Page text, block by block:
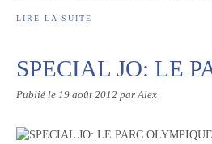
LIRE LA SUITE
SPECIAL JO: LE
Publié le 19 août 2012 par Alex